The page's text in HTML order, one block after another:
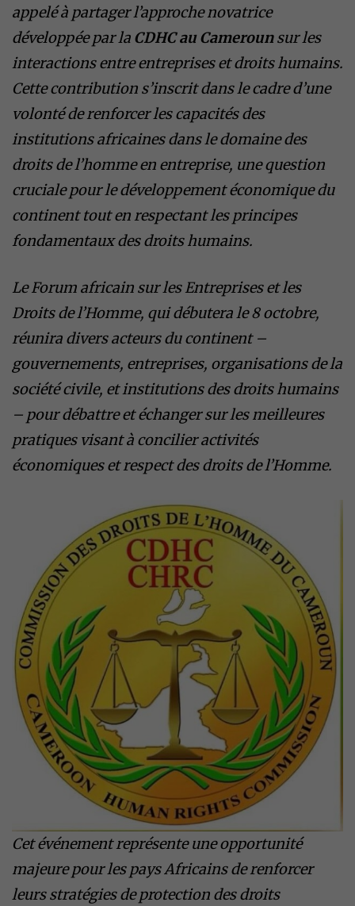
appelé à partager l’approche novatrice
développée par la CDHC au Camerounsur les
interactions entre entreprises et droits humains.
Cette contribution s’inscrit dans le cadre d’une
volonté de renforcer les capacités des
institutions africaines dans le domaine des
droits de l’homme en entreprise, une question
cruciale pour le développement économique du
continent tout en respectant les principes
fondamentaux des droits humains.
Le Forum africain sur les Entreprises et les
Droits de l’Homme, qui débutera le 8 octobre,
réunira divers acteurs du continent –
gouvernements, entreprises, organisations de la
société civile, et institutions des droits humains
– pour débattre et échanger sur les meilleures
pratiques visant à concilier activités
économiques et respect des droits de l’Homme.
Cet événement représente une opportunité
majeure pour les pays Africains de renforcer
leurs stratégies de protection des droits